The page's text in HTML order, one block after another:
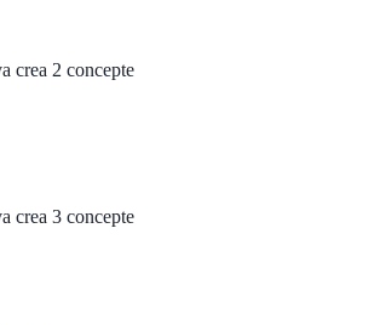
crea 2 concepte
crea 3 concepte